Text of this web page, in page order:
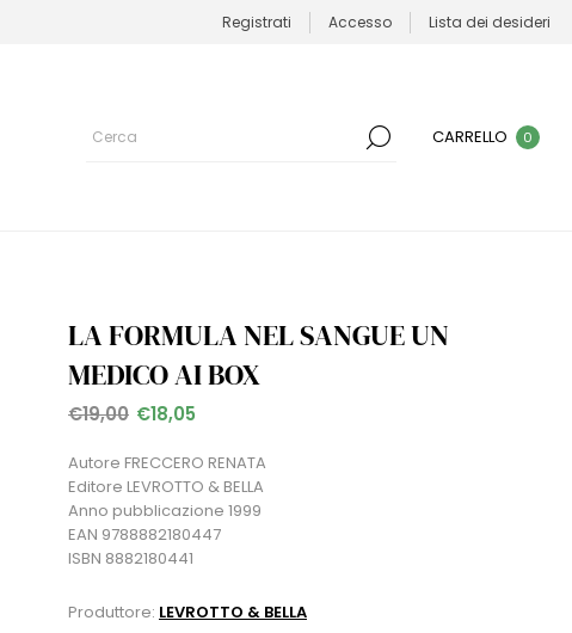
Registrati Accesso Lista dei desideri
CARRELLO 0
LA FORMULA NEL SANGUE UN
MEDICO AI BOX
€19,00 €18,05
Autore FRECCERO RENATA
Editore LEVROTTO & BELLA
Anno pubblicazione 1999
EAN 9788882180447
ISBN 8882180441
Produttore: LEVROTTO & BELLA